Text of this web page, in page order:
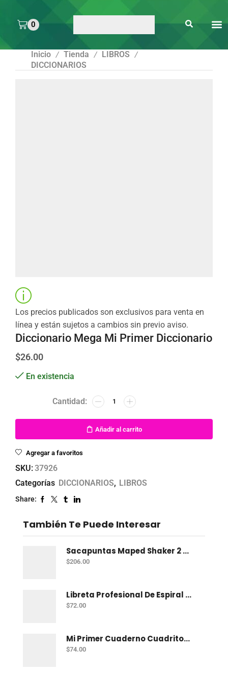
0
Inicio / Tienda / LIBROS /
DICCIONARIOS
Los precios publicados son exclusivos para venta en
línea y están sujetos a cambios sin previo aviso.
Diccionario Mega Mi Primer Diccionario
$26.00
En existencia
Añadir al carrito
Agregar a favoritos
SKU:37926
Categorías DICCIONARIOS, LIBROS
Share:
También Te Puede Interesar
Sacapuntas Maped Shaker 2 Orificios - Bote Con 12
$206.00
Libreta Profesional De Espiral Norma Color 100 H C-7
$72.00
Mi Primer Cuaderno Cuadritos "A" (10Mm) 50 Hojas Norma
$74.00